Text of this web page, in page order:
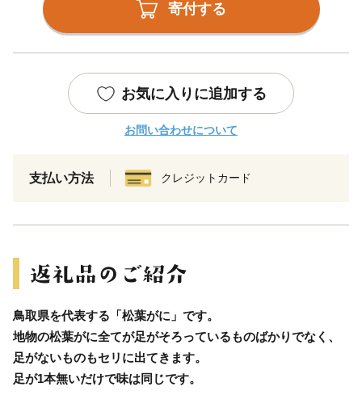
寄付する
お気に入りに追加する
お問い合わせについて
支払い方法 クレジットカード
鳥取県を代表する「松葉がに」です。
地物の松葉がに全てが足がそろっているものばかりでなく、
足がないものもセリに出てきます。
足が1本無いだけで味は同じです。